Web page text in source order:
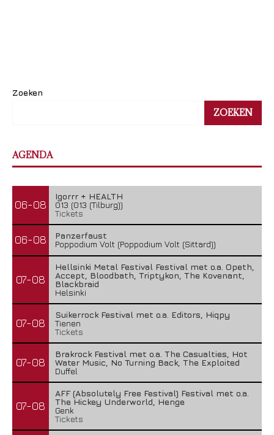
Zoeken
ZOEKEN
AGENDA
06-08
Igorrr + HEALTH
013 (013 (Tilburg))
Tickets
06-08
Panzerfaust
Poppodium Volt (Poppodium Volt (Sittard))
07-08
Hellsinki Metal Festival Festival met o.a. Opeth,
Accept, Bloodbath, Triptykon, The Kovenant,
Blackbraid
Helsinki
07-08
Suikerrock Festival met o.a. Editors, Hiqpy
Tienen
Tickets
07-08
Brakrock Festival met o.a. The Casualties, Hot
Water Music, No Turning Back, The Exploited
Duffel
07-08
AFF (Absolutely Free Festival) Festival met o.a.
The Hickey Underworld, Henge
Genk
Tickets